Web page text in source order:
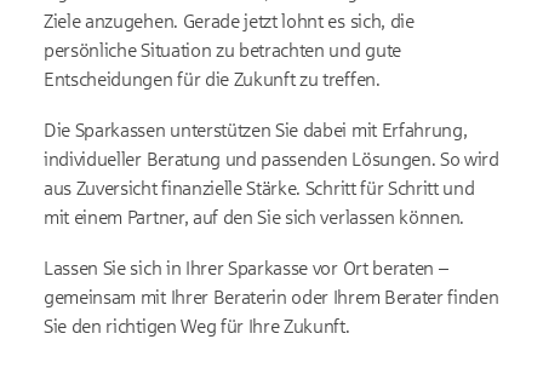
Ziele anzugehen. Gerade jetzt lohnt es sich, die
persönliche Situation zu betrachten und gute
Entscheidungen für die Zukunft zu treffen.
Die Sparkassen unterstützen Sie dabei mit Erfahrung,
individueller Beratung und passenden Lösungen. So wird
aus Zuversicht finanzielle Stärke. Schritt für Schritt und
mit einem Partner, auf den Sie sich verlassen können.
Lassen Sie sich in Ihrer Sparkasse vor Ort beraten –
gemeinsam mit Ihrer Beraterin oder Ihrem Berater finden
Sie den richtigen Weg für Ihre Zukunft.